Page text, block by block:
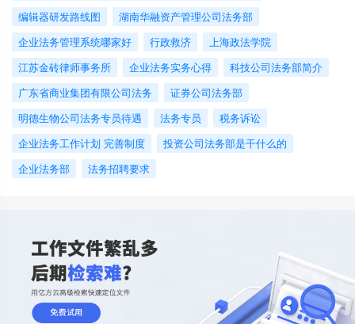
编辑器研发路线图
湖南华融资产管理公司法务部
企业法务管理系统哪家好
行政救济
上海政法学院
江苏金砖律师事务所
企业法务实务心得
科技公司法务部简介
广东省商业集团有限公司法务
证券公司法务部
明德生物公司法务专员待遇
法务专员
税务诉讼
企业法务工作计划 完善制度
投资公司法务部是干什么的
企业法务部
法务招聘要求